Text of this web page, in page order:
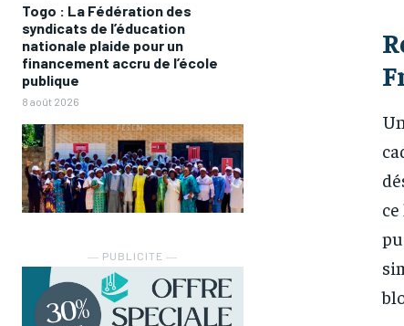
FOREVER
Sign up with just an email
FOREVER
Sign up with just an email
Togo : La Fédération des
syndicats de l’éducation
nationale plaide pour un
financement accru de l’école
publique
8 août 2026
― PUBLICITE ―
Un